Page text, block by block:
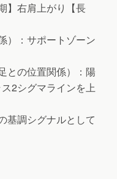
】右肩上がり【長
）：サポートゾーン
との位置関係）：陽
2シグマラインを上
基調シグナルとして